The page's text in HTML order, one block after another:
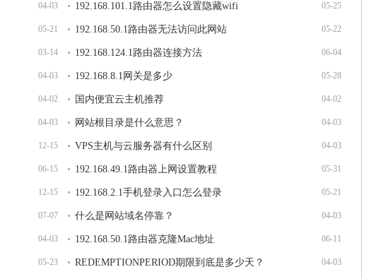
04-03 05-25
192.168.101.1路由器怎么设置隐藏wifi
05-21 05-22
192.168.50.1路由器无法访问此网站
03-14 06-04
192.168.124.1路由器连接方法
04-03 05-28
192.168.8.1网关是多少
04-02 04-02
国内便宜云主机推荐
04-03 04-03
网站根目录是什么意思？
12-15 04-03
VPS主机与云服务器有什么区别
06-15 05-31
192.168.49.1路由器上网设置教程
12-15 05-21
192.168.2.1手机登录入口怎么登录
07-07 04-03
什么是网站域名停靠？
04-03 06-11
192.168.50.1路由器克隆Mac地址
05-23 04-03
REDEMPTIONPERIOD期限到底是多少天？